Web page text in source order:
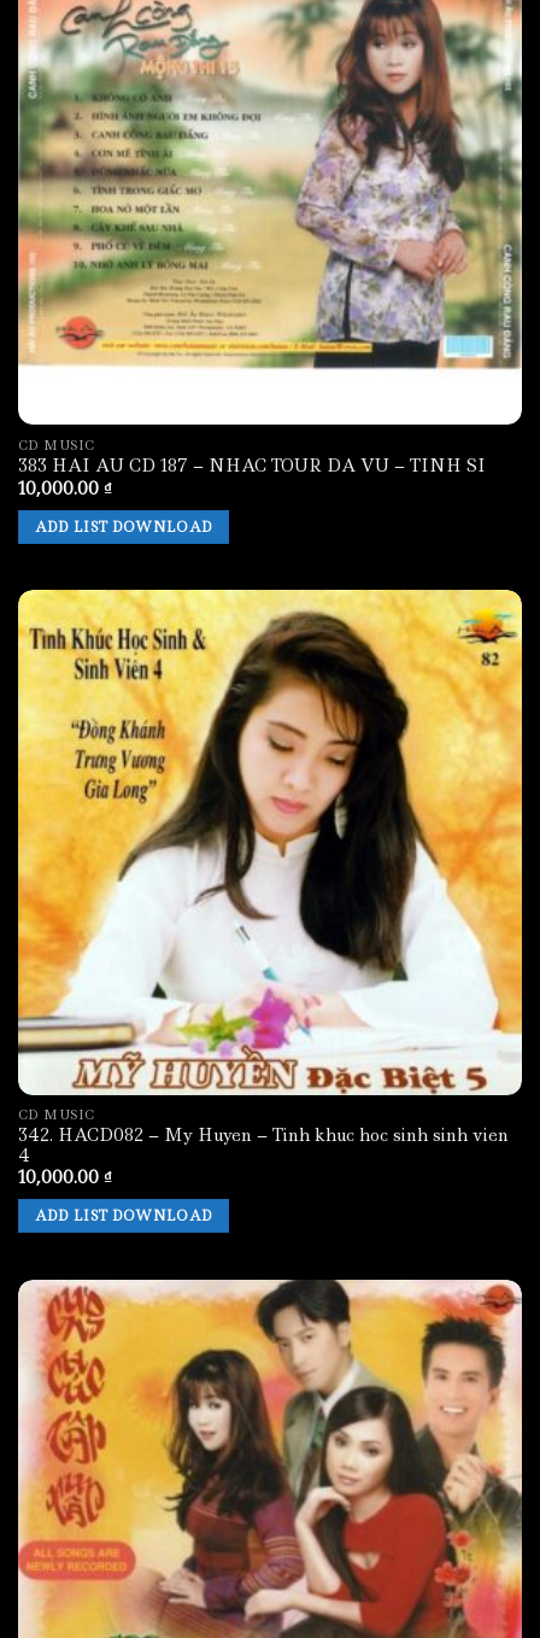
CD MUSIC
383 HAI AU CD 187 – NHAC TOUR DA VU – TINH SI
10,000.00 ₫
ADD LIST DOWNLOAD
CD MUSIC
342. HACD082 – My Huyen – Tinh khuc hoc sinh sinh vien
4
10,000.00 ₫
ADD LIST DOWNLOAD